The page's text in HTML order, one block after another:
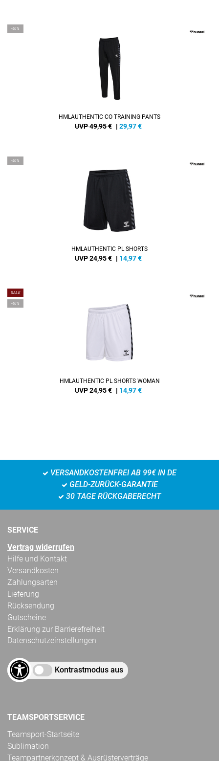
-40%
HMLAUTHENTIC CO TRAINING PANTS
UVP 49,95 € | 29,97€
-40%
HMLAUTHENTIC PL SHORTS
UVP 24,95 € | 14,97€
SALE
-40%
HMLAUTHENTIC PL SHORTS WOMAN
UVP 24,95 € | 14,97€
VERSANDKOSTENFREI AB 99€ IN DE
GELD-ZURÜCK-GARANTIE
30 TAGE RÜCKGABERECHT
SERVICE
Vertrag widerrufen
Hilfe und Kontakt
Versandkosten
Zahlungsarten
Lieferung
Rücksendung
Gutscheine
Erklärung zur Barrierefreiheit
Datenschutzeinstellungen
Kontrastmodus aus
TEAMSPORTSERVICE
Teamsport-Startseite
Sublimation
Teampartnerkonzept & Ausrüsterverträge